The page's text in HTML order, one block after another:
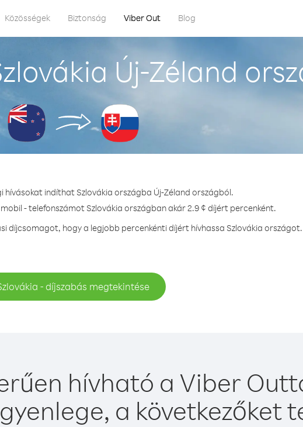
Közösségek Biztonság Viber Out Blog
Új-Zéland
hívásokat indíthat Szlovákia országba Új-Zéland országból.
- telefonszámot Szlovákia országban akár 2.9 ¢ díjért percenként.
díjcsomagot, hogy a legjobb percenkénti díjért hívhassa Szlovákia országot.
- díjszabás megtekintése
hívható a Viber
a következőket